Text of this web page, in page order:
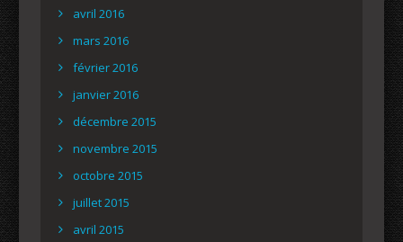
avril 2016
mars 2016
février 2016
janvier 2016
décembre 2015
novembre 2015
octobre 2015
juillet 2015
avril 2015